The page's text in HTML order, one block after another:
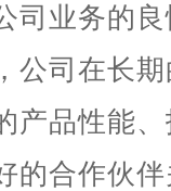
司业务的
公司在长
产品性能
的合作伙